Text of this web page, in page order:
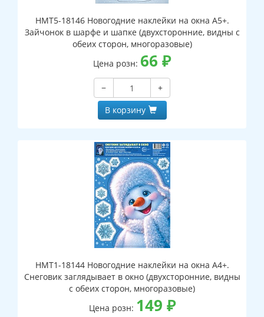
НМТ5-18146 Новогодние наклейки на окна А5+.
Зайчонок в шарфе и шапке (двухсторонние, видны с
обеих сторон, многоразовые)
Цена розн: 66 ₽
−
+
В корзину
НМТ1-18144 Новогодние наклейки на окна А4+.
Снеговик заглядывает в окно (двухсторонние, видны
с обеих сторон, многоразовые)
Цена розн: 149 ₽